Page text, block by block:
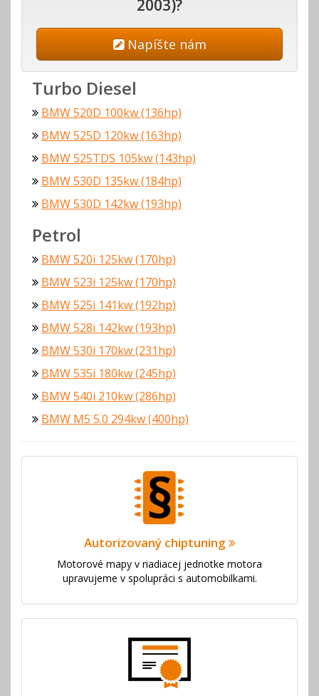
2003)?
Napíšte nám
Turbo Diesel
BMW 520D 100kw (136hp)
BMW 525D 120kw (163hp)
BMW 525TDS 105kw (143hp)
BMW 530D 135kw (184hp)
BMW 530D 142kw (193hp)
Petrol
BMW 520i 125kw (170hp)
BMW 523i 125kw (170hp)
BMW 525i 141kw (192hp)
BMW 528i 142kw (193hp)
BMW 530i 170kw (231hp)
BMW 535i 180kw (245hp)
BMW 540i 210kw (286hp)
BMW M5 5.0 294kw (400hp)
Autorizovaný chiptuning
Motorové mapy v riadiacej jednotke motora
upravujeme v spolupráci s automobilkami.